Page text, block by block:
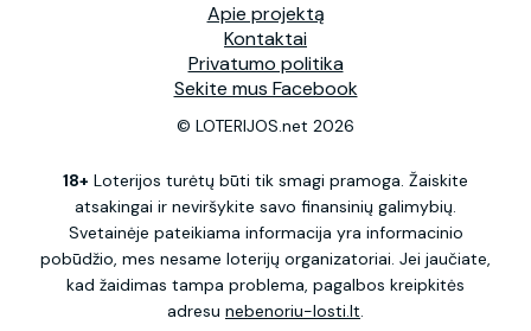
Apie projektą
Kontaktai
Privatumo politika
Sekite mus Facebook
© LOTERIJOS.net 2026
18+ Loterijos turėtų būti tik smagi pramoga. Žaiskite
atsakingai ir neviršykite savo finansinių galimybių.
Svetainėje pateikiama informacija yra informacinio
pobūdžio, mes nesame loterijų organizatoriai. Jei jaučiate,
kad žaidimas tampa problema, pagalbos kreipkitės
adresu nebenoriu-losti.lt.